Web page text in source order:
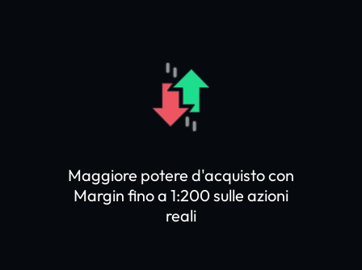
Maggiore potere d'acquisto con
Margin fino a 1:200 sulle azioni
reali